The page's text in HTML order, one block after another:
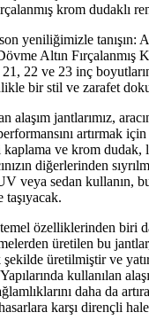
krom dudaklı
yeniliğimizle tanışın:
Altın Fırçalanmış
22 ve 23 inç
bir stil ve zarafet
alaşım jantlarımız,
artırmak için
kaplama ve krom
diğerlerinden
veya sedan kullanın, bu
temel özelliklerinden biri
üretilen bu
üretilmiştir ve
kullanılan
daha da
karşı dirençli